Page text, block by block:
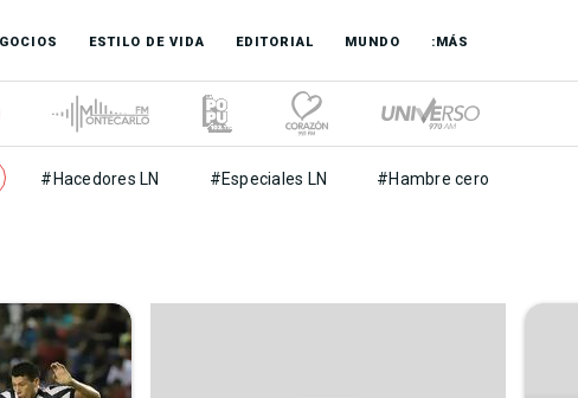
ESTILO DE VIDA EDITORIAL MUNDO :MÁS
#Hacedores LN #Especiales LN #Hambre cero